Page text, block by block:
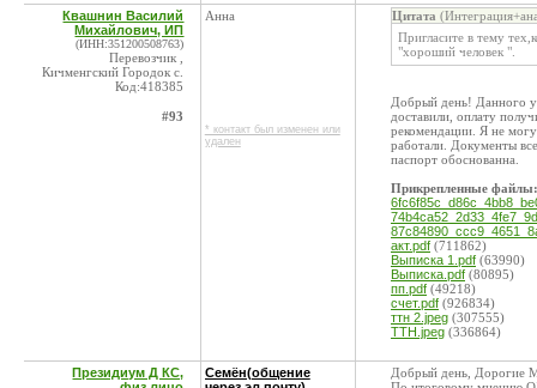
Квашнин Василий
Михайлович, ИП
(ИНН:351200508763)
Перевозчик ,
Кичменгский Городок с.
Код:418385
#93
Анна
* контакт был изменен или
удален
Цитата
Пригласите в тему
"хороший человек ".
Добрый день! Данного
доставили, оплату
рекомендации. Я не
работали. Документы
паспорт обоснованна.
Прикрепленные файлы:
акт.pdf (711862)
Выписка 1.pdf (63990)
Выписка.pdf (80895)
пп.pdf (49218)
счет.pdf (926834)
ттн 2.jpeg (307555)
ТТН.jpeg (336864)
Президиум Д КС,
Семён(общение
Добрый день, Дорогие